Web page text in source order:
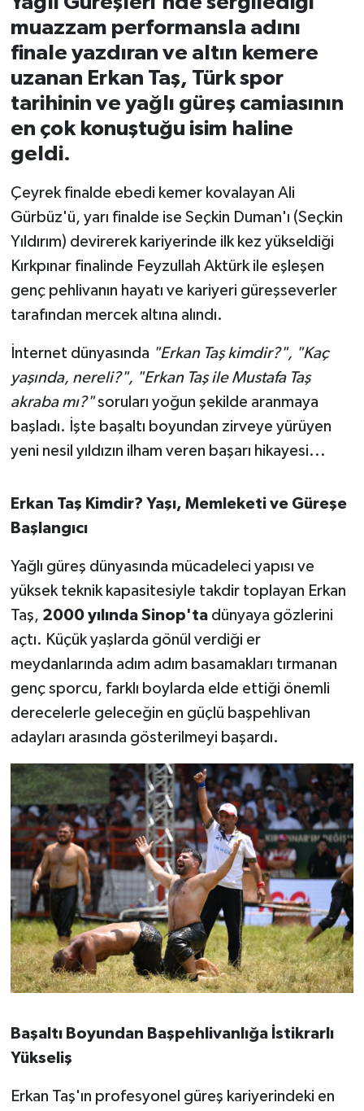
muazzam performansla adını
finale yazdıran ve altın kemere
uzanan Erkan Taş, Türk spor
tarihinin ve yağlı güreş camiasının
en çok konuştuğu isim haline
geldi.
Çeyrek finalde ebedi kemer kovalayan Ali
Gürbüz'ü, yarı finalde ise Seçkin Duman'ı (Seçkin
Yıldırım) devirerek kariyerinde ilk kez yükseldiği
Kırkpınar finalinde Feyzullah Aktürk ile eşleşen
genç pehlivanın hayatı ve kariyeri güreşseverler
tarafından mercek altına alındı.
İnternet dünyasında "Erkan Taş kimdir?", "Kaç
yaşında, nereli?", "Erkan Taş ile Mustafa Taş
akraba mı?"soruları yoğun şekilde aranmaya
başladı. İşte başaltı boyundan zirveye yürüyen
yeni nesil yıldızın ilham veren başarı hikayesi...
Erkan Taş Kimdir? Yaşı, Memleketi ve Güreşe
Başlangıcı
Yağlı güreş dünyasında mücadeleci yapısı ve
yüksek teknik kapasitesiyle takdir toplayan Erkan
Taş, 2000 yılında Sinop'tadünyaya gözlerini
açtı. Küçük yaşlarda gönül verdiği er
meydanlarında adım adım basamakları tırmanan
genç sporcu, farklı boylarda elde ettiği önemli
derecelerle geleceğin en güçlü başpehlivan
adayları arasında gösterilmeyi başardı.
Başaltı Boyundan Başpehlivanlığa İstikrarlı
Yükseliş
Erkan Taş'ın profesyonel güreş kariyerindeki en
İvrindi
KENT GÜNDEMİ
Kepsut
KÜLTÜR-SANAT
MANŞET
Manyas
OTOMOTİV
Resmi İlanlar
SAĞLIK
Savaştepe
SEYAHAT
SİYASET
Sındırgı
SPOR
Susurluk
TARİHTE BUGÜN
TEKNOLOJİ
Trend
TÜRKİYE
VİZYONDAKİLER
YAŞAM